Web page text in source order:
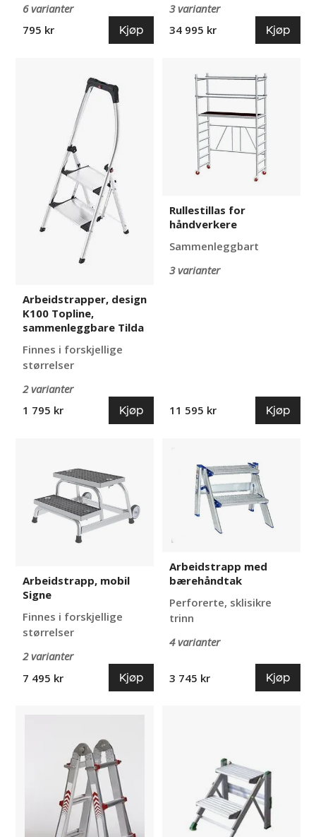
6 varianter
795 kr
Kjøp
3 varianter
34 995 kr
Kjøp
sammenleggbare
Arbeidstrapper, design
K100 Topline,
sammenleggbare Tilda
Finnes i forskjellige
størrelser
2 varianter
1 795 kr
Kjøp
håndverkere
Rullestillas for
håndverkere
Sammenleggbart
3 varianter
11 595 kr Kjøp
Arbeidstrapp, mobil
Signe
Finnes i forskjellige
størrelser
2 varianter
7 495 kr
Kjøp
bærehåndtak
Arbeidstrapp med
bærehåndtak
Perforerte, sklisikre
trinn
4 varianter
3 745 kr Kjøp
sammenleggbar